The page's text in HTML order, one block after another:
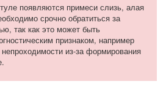
появляются примеси слизь, алая
срочно обратиться за
так как это может быть
признаком, например
из-за формирования